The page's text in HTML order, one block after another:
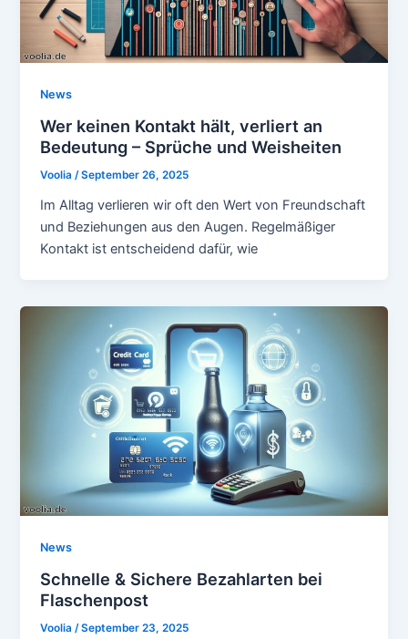
News
Wer keinen Kontakt hält, verliert an
Bedeutung – Sprüche und Weisheiten
Voolia/September 26, 2025
Im Alltag verlieren wir oft den Wert von Freundschaft
und Beziehungen aus den Augen. Regelmäßiger
Kontakt ist entscheidend dafür, wie
News
Schnelle & Sichere Bezahlarten bei
Flaschenpost
Voolia /September 23, 2025